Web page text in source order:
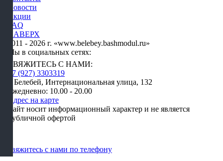
Новости
Акции
FAQ
НАВЕРХ
2011 - 2026 г. «www.belebey.bashmodul.ru»
Мы в социальных сетях:
СВЯЖИТЕСЬ С НАМИ:
+7 (927) 3303319
г. Белебей, Интернациональная улица, 132
Ежедневно: 10.00 - 20.00
Адрес на карте
Сайт носит информационный характер и не является
публичной офертой